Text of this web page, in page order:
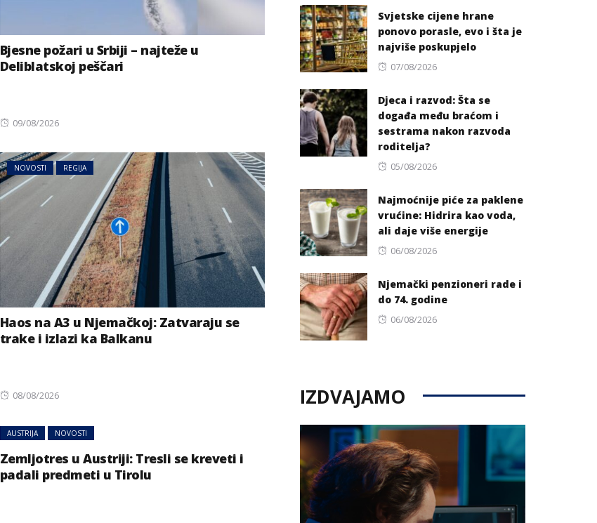
Bjesne požari u Srbiji – najteže u
Deliblatskoj peščari
Posted
09/08/2026
NOVOSTI REGIJA
Haos na A3 u Njemačkoj: Zatvaraju se
trake i izlazi ka Balkanu
Posted
08/08/2026
AUSTRIJA NOVOSTI
Zemljotres u Austriji: Tresli se kreveti i
padali predmeti u Tirolu
Svjetske cijene hrane
ponovo porasle, evo i šta je
najviše poskupjelo
Posted
07/08/2026
Djeca i razvod: Šta se
događa među braćom i
sestrama nakon razvoda
roditelja?
Posted
05/08/2026
Najmoćnije piće za paklene
vrućine: Hidrira kao voda,
ali daje više energije
Posted
06/08/2026
Njemački penzioneri rade i
do 74. godine
Posted
06/08/2026
IZDVAJAMO